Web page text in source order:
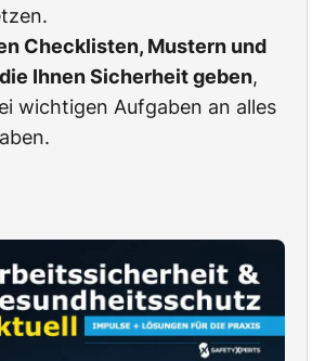
Checklisten, Mustern und
Ihnen Sicherheit geben,
wichtigen Aufgaben an alles